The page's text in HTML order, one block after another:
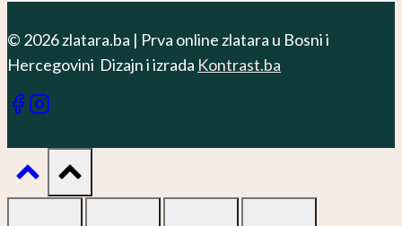
© 2026 zlatara.ba | Prva online zlatara u Bosni i
Hercegovini Dizajn i izrada Kontrast.ba